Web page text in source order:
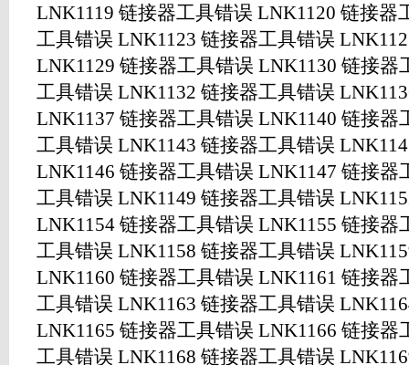
LNK1119 链接器工具错误 LNK1120 链接器
工具错误 LNK1123 链接器工具错误
LNK1129 链接器工具错误 LNK1130 链接器
工具错误 LNK1132 链接器工具错误
LNK1137 链接器工具错误 LNK1140 链接器
工具错误 LNK1143 链接器工具错误
LNK1146 链接器工具错误 LNK1147 链接器
工具错误 LNK1149 链接器工具错误
LNK1154 链接器工具错误 LNK1155 链接器
工具错误 LNK1158 链接器工具错误
LNK1160 链接器工具错误 LNK1161 链接器
工具错误 LNK1163 链接器工具错误
LNK1165 链接器工具错误 LNK1166 链接器
工具错误 LNK1168 链接器工具错误